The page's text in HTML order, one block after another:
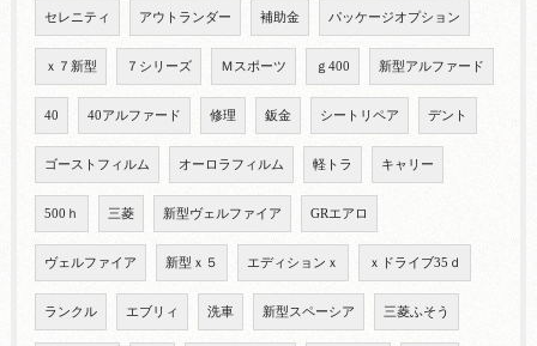
セレニティ アウトランダー 補助金 パッケージオプション
ｘ７新型 ７シリーズ Ｍスポーツ ｇ400 新型アルファード
40 40アルファード 修理 鈑金 シートリペア デント
ゴーストフィルム オーロラフィルム 軽トラ キャリー
500ｈ 三菱 新型ヴェルファイア GRエアロ
ヴェルファイア 新型ｘ５ エディションｘ ｘドライブ35ｄ
ランクル エブリィ 洗車 新型スペーシア 三菱ふそう